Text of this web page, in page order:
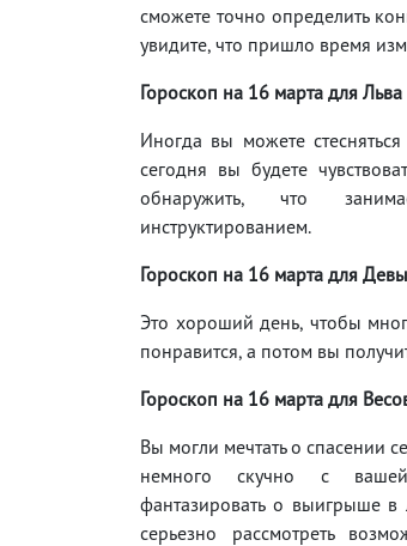
сможете точно определить
увидите, что пришло время
Гороскоп на 16 марта для Льва
Иногда вы можете
сегодня вы будете
обнаружить, что
инструктированием.
Гороскоп на 16 марта для Девы
Это хороший день, чтобы
понравится, а потом вы
Гороскоп на 16 марта для
Вы могли мечтать о спасении
немного скучно с
фантазировать о выигрыше
серьезно рассмотреть